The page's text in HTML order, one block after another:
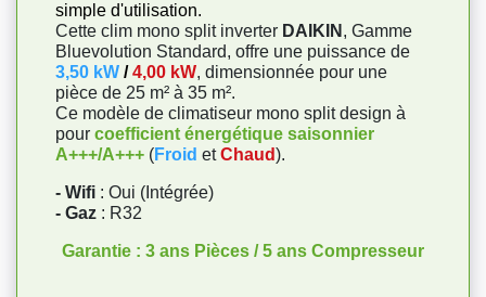
simple d'utilisation.
Cette clim mono split inverter DAIKIN , Gamme
Bluevolution Standard, offre une puissance de
3,50 kW /4,00 kW, dimensionnée pour une
pièce de 25 m² à 35 m².
Ce modèle de climatiseur mono split design à
pour coefficient énergétique saisonnier
A+++/A+++ (Froid etChaud).
- Wifi : Oui (Intégrée)
- Gaz : R32
Garantie : 3 ans Pièces / 5 ans Compresseur